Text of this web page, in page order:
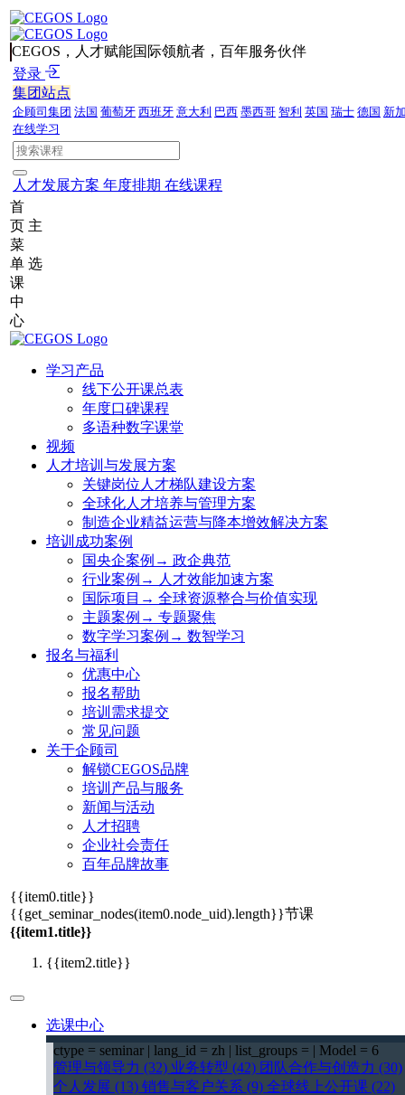
CEGOS，人才赋能国际领航者，百年服务伙伴
登录
集团站点
企顾司集团 法国 葡萄牙 西班牙 意大利 巴西 墨西哥 智利 英国 瑞士 德国 新
在线学习
人才发展方案 年度排期 在线课程
首
页 主
菜
单 选
课
中
心
学习产品
线下公开课总表
年度口碑课程
多语种数字课堂
视频
人才培训与发展方案
关键岗位人才梯队建设方案
全球化人才培养与管理方案
制造企业精益运营与降本增效解决方案
培训成功案例
国央企案例→ 政企典范
行业案例→ 人才效能加速方案
国际项目→ 全球资源整合与价值实现
主题案例→ 专题聚焦
数字学习案例→ 数智学习
报名与福利
优惠中心
报名帮助
培训需求提交
常见问题
关于企顾司
解锁CEGOS品牌
培训产品与服务
新闻与活动
人才招聘
企业社会责任
百年品牌故事
{{item0.title}}
{{get_seminar_nodes(item0.node_uid).length}}节课
{{item1.title}}
{{item2.title}}
选课中心
ctype = seminar | lang_id = zh | list_groups = | Model = 6
管理与领导力 (32) 业务转型 (42) 团队合作与创造力 (30)
个人发展 (13) 销售与客户关系 (9) 全球线上公开课 (22)